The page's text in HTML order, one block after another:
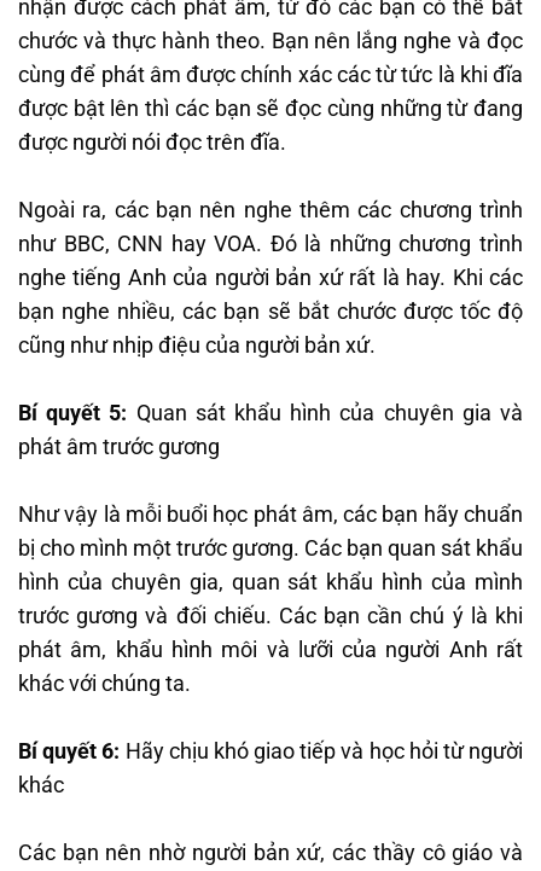
nhận được cách phát âm, từ đó các bạn có thể bắt
chước và thực hành theo. Bạn nên lắng nghe và đọc
cùng để phát âm được chính xác các từ tức là khi đĩa
được bật lên thì các bạn sẽ đọc cùng những từ đang
được người nói đọc trên đĩa.
Ngoài ra, các bạn nên nghe thêm các chương trình
như BBC, CNN hay VOA. Đó là những chương trình
nghe tiếng Anh của người bản xứ rất là hay. Khi các
bạn nghe nhiều, các bạn sẽ bắt chước được tốc độ
cũng như nhịp điệu của người bản xứ.
Bí quyết 5: Quan sát khẩu hình của chuyên gia và
phát âm trước gương
Như vậy là mỗi buổi học phát âm, các bạn hãy chuẩn
bị cho mình một trước gương. Các bạn quan sát khẩu
hình của chuyên gia, quan sát khẩu hình của mình
trước gương và đối chiếu. Các bạn cần chú ý là khi
phát âm, khẩu hình môi và lưỡi của người Anh rất
khác với chúng ta.
Bí quyết 6: Hãy chịu khó giao tiếp và học hỏi từ người
khác
Các bạn nên nhờ người bản xứ, các thầy cô giáo và